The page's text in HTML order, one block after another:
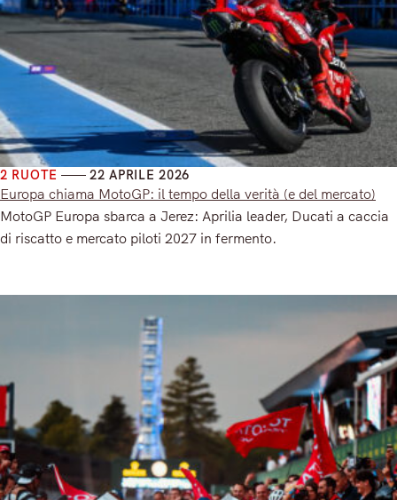
2 RUOTE 22 APRILE 2026
Europa chiama MotoGP: il tempo della verità (e del mercato)
MotoGP Europa sbarca a Jerez: Aprilia leader, Ducati a caccia
di riscatto e mercato piloti 2027 in fermento.